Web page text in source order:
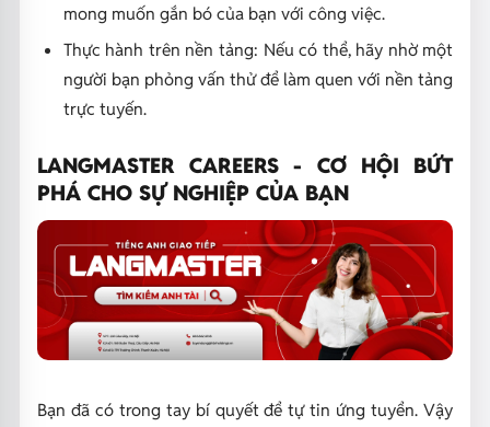
mong muốn gắn bó của bạn với công việc.
Thực hành trên nền tảng: Nếu có thể, hãy nhờ một
người bạn phỏng vấn thử để làm quen với nền tảng
trực tuyến.
LANGMASTER CAREERS - CƠ HỘI BỨT
PHÁ CHO SỰ NGHIỆP CỦA BẠN
Bạn đã có trong tay bí quyết để tự tin ứng tuyển. Vậy